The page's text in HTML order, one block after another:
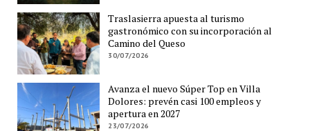
Traslasierra apuesta al turismo
gastronómico con su incorporación al
Camino del Queso
30/07/2026
Avanza el nuevo Súper Top en Villa
Dolores: prevén casi 100 empleos y
apertura en 2027
23/07/2026